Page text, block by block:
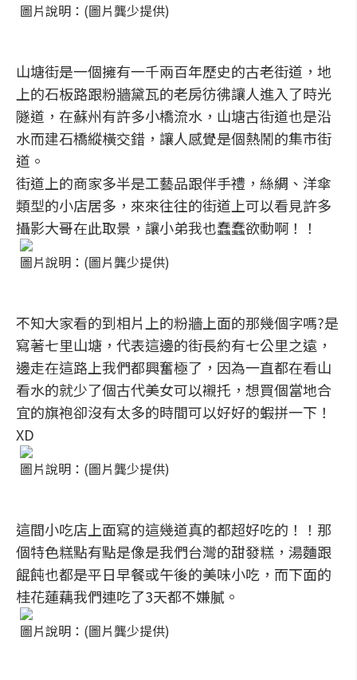
圖片說明：(圖片龔少提供)
山塘街是一個擁有一千兩百年歷史的古老街道，地
上的石板路跟粉牆黛瓦的老房彷彿讓人進入了時光
隧道，在蘇州有許多小橋流水，山塘古街道也是沿
水而建石橋縱橫交錯，讓人感覺是個熱鬧的集市街
道。
街道上的商家多半是工藝品跟伴手禮，絲綢、洋傘
類型的小店居多，來來往往的街道上可以看見許多
攝影大哥在此取景，讓小弟我也蠢蠢欲動啊！！
圖片說明：(圖片龔少提供)
不知大家看的到相片上的粉牆上面的那幾個字嗎?是
寫著七里山塘，代表這邊的街長約有七公里之遠，
邊走在這路上我們都興奮極了，因為一直都在看山
看水的就少了個古代美女可以襯托，想買個當地合
宜的旗袍卻沒有太多的時間可以好好的蝦拼一下！
XD
圖片說明：(圖片龔少提供)
這間小吃店上面寫的這幾道真的都超好吃的！！那
個特色糕點有點是像是我們台灣的甜發糕，湯麵跟
餛飩也都是平日早餐或午後的美味小吃，而下面的
桂花蓮藕我們連吃了3天都不嫌膩。
圖片說明：(圖片龔少提供)